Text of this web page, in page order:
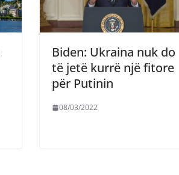
Biden: Ukraina nuk do
të jetë kurrë një fitore
për Putinin
08/03/2022